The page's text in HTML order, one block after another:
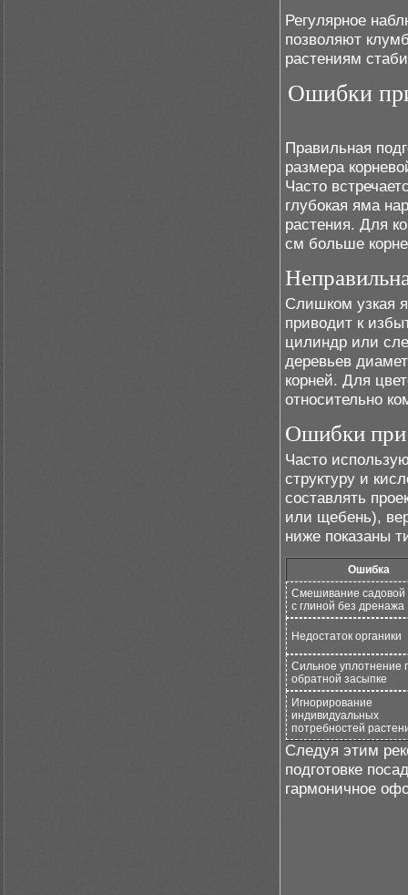
Регулярное
позволяют
растениям
Ошибки
Правильная
размера
Часто
глубокая яма
растения. Для
см больше
Слишком узкая
приводит к
цилиндр или
деревьев
корней. Для
относительно
Ошибки при
Часто
структуру и
составлять
или щебень),
ниже показаны
Ошибка
Смешивание садовой
с глиной без дренажа
Недостаток органики
Сильное уплотнение
обратной засыпке
Игнорирование
индивидуальных
потребностей
Следуя этим
подготовке
гармоничное